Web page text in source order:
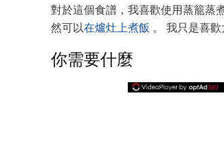
對於這個食譜，我喜歡使用蒸籠蒸
然可以在爐灶上煮飯 。 我只是喜歡
你需要什麼